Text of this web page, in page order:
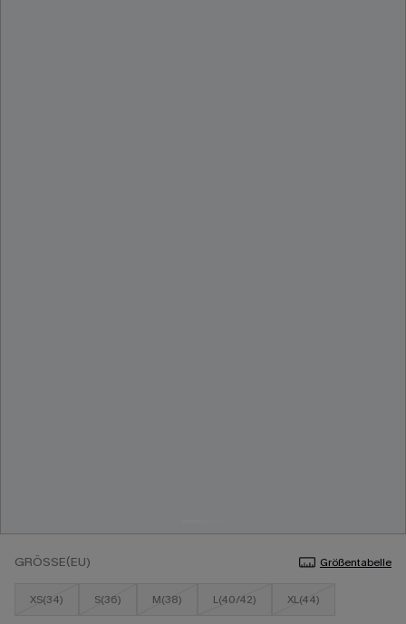
GRÖSSE(EU) Größentabelle
XS(34) S(36) M(38) L(40/42) XL(44)